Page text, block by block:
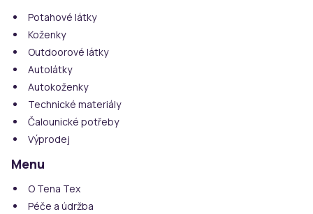
Potahové látky
Koženky
Outdoorové látky
Autolátky
Autokoženky
Technické materiály
Čalounické potřeby
Výprodej
Menu
O Tena Tex
Péče a údržba